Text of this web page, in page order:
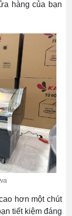
hàng của bạn
hơn một chút
tiết kiệm đáng